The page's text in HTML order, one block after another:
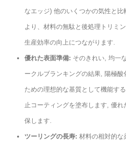
なエッジ) 他のいくつかの気性と
より、材料の無駄と後処理トリミ
生産効率の向上につながります.
優れた表面準備: そのきれい, 均一
ークルブランキングの結果, 陽極
ための理想的な基質として機能す
止コーティングを塗布します, 優
保します.
ツーリングの長寿: 材料の相対的な